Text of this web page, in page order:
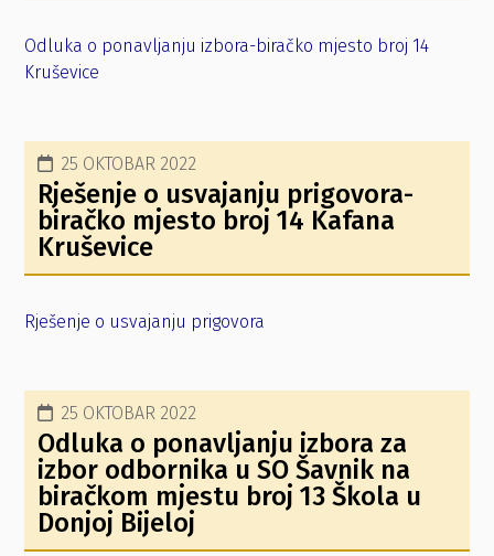
Odluka o ponavljanju izbora-biračko mjesto broj 14
Kruševice
25 OKTOBAR 2022
Rješenje o usvajanju prigovora-
biračko mjesto broj 14 Kafana
Kruševice
Rješenje o usvajanju prigovora
25 OKTOBAR 2022
Odluka o ponavljanju izbora za
izbor odbornika u SO Šavnik na
biračkom mjestu broj 13 Škola u
Donjoj Bijeloj